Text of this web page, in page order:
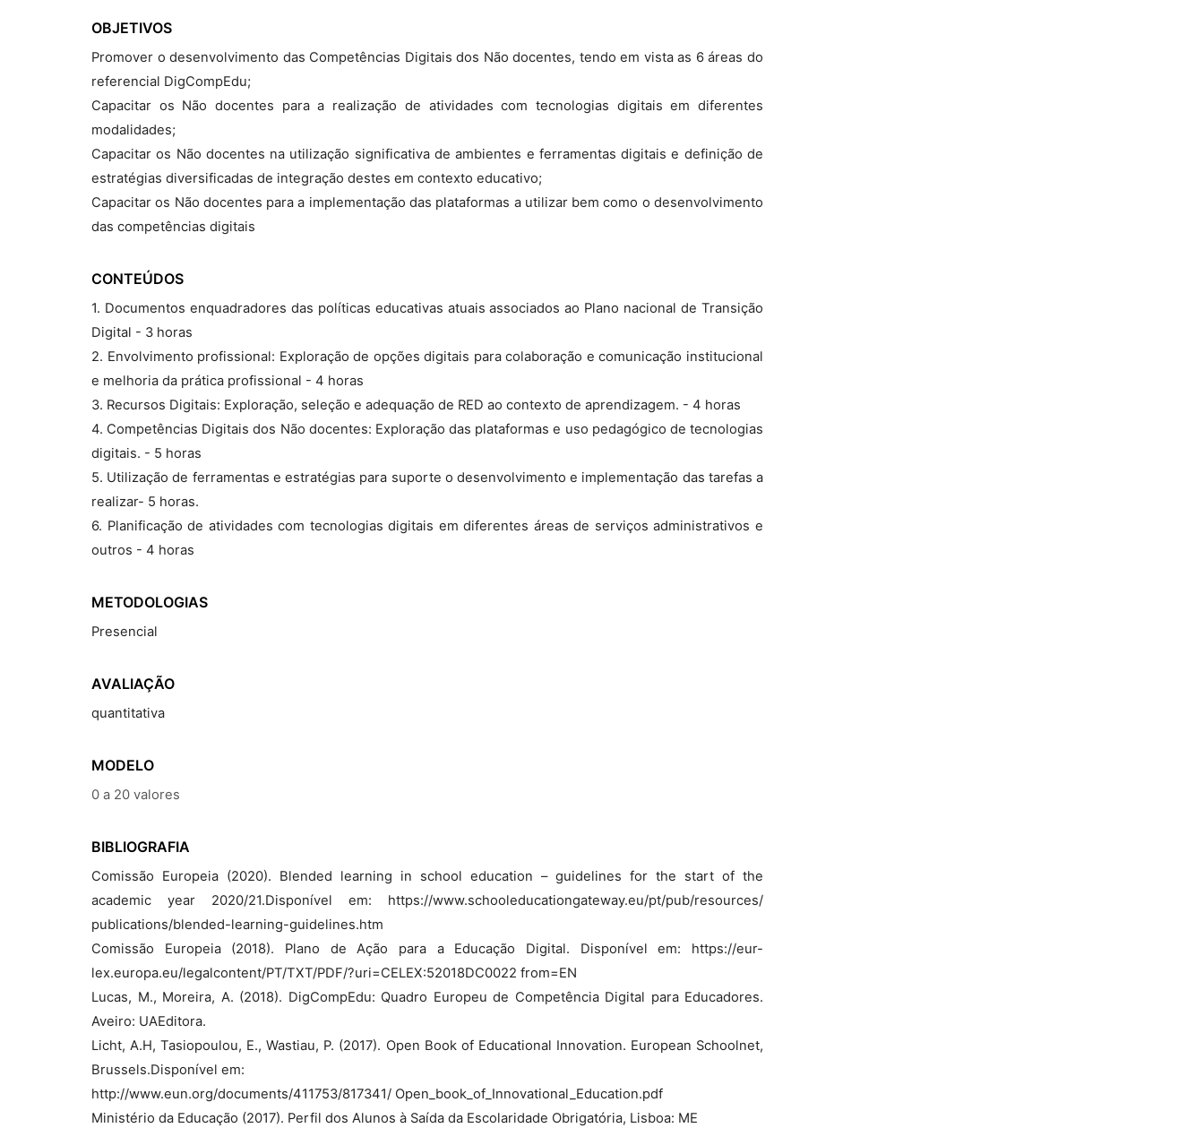
OBJETIVOS
Promover o desenvolvimento das Competências Digitais dos Não docentes, tendo em vista as 6 áreas do
referencial DigCompEdu;
Capacitar os Não docentes para a realização de atividades com tecnologias digitais em diferentes
modalidades;
Capacitar os Não docentes na utilização significativa de ambientes e ferramentas digitais e definição de
estratégias diversificadas de integração destes em contexto educativo;
Capacitar os Não docentes para a implementação das plataformas a utilizar bem como o desenvolvimento
das competências digitais
CONTEÚDOS
1. Documentos enquadradores das políticas educativas atuais associados ao Plano nacional de Transição
Digital - 3 horas
2. Envolvimento profissional: Exploração de opções digitais para colaboração e comunicação institucional
e melhoria da prática profissional - 4 horas
3. Recursos Digitais: Exploração, seleção e adequação de RED ao contexto de aprendizagem. - 4 horas
4. Competências Digitais dos Não docentes: Exploração das plataformas e uso pedagógico de tecnologias
digitais. - 5 horas
5. Utilização de ferramentas e estratégias para suporte o desenvolvimento e implementação das tarefas a
realizar- 5 horas.
6. Planificação de atividades com tecnologias digitais em diferentes áreas de serviços administrativos e
outros - 4 horas
METODOLOGIAS
Presencial
AVALIAÇÃO
quantitativa
MODELO
0 a 20 valores
BIBLIOGRAFIA
Comissão Europeia (2020). Blended learning in school education – guidelines for the start of the
academic year 2020/21.Disponível em: https://www.schooleducationgateway.eu/pt/pub/resources/
publications/blended-learning-guidelines.htm
Comissão Europeia (2018). Plano de Ação para a Educação Digital. Disponível em: https://eur-
lex.europa.eu/legalcontent/PT/TXT/PDF/?uri=CELEX:52018DC0022 from=EN
Lucas, M., Moreira, A. (2018). DigCompEdu: Quadro Europeu de Competência Digital para Educadores.
Aveiro: UAEditora.
Licht, A.H, Tasiopoulou, E., Wastiau, P. (2017). Open Book of Educational Innovation. European Schoolnet,
Brussels.Disponível em:
http://www.eun.org/documents/411753/817341/ Open_book_of_Innovational_Education.pdf
Ministério da Educação (2017). Perfil dos Alunos à Saída da Escolaridade Obrigatória, Lisboa: ME